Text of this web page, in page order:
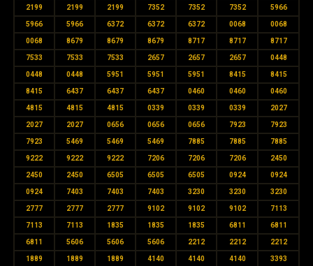
2199 2199 2199 7352 7352 7352 5966
5966 5966 6372 6372 6372 0068 0068
0068 8679 8679 8679 8717 8717 8717
7533 7533 7533 2657 2657 2657 0448
0448 0448 5951 5951 5951 8415 8415
8415 6437 6437 6437 0460 0460 0460
4815 4815 4815 0339 0339 0339 2027
2027 2027 0656 0656 0656 7923 7923
7923 5469 5469 5469 7885 7885 7885
9222 9222 9222 7206 7206 7206 2450
2450 2450 6505 6505 6505 0924 0924
0924 7403 7403 7403 3230 3230 3230
2777 2777 2777 9102 9102 9102 7113
7113 7113 1835 1835 1835 6811 6811
6811 5606 5606 5606 2212 2212 2212
1889 1889 1889 4140 4140 4140 3393